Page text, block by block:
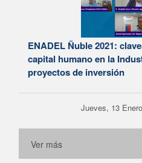
ENADEL Ñuble 2021:
capital humano en la
proyectos de inversión
Jueves, 13
Ver más